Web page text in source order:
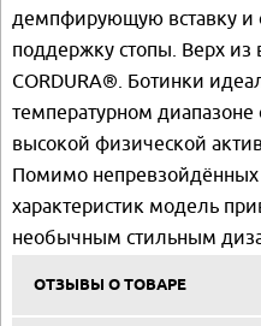
демпфирующую вставку и
поддержку стопы. Верх из
CORDURA®. Ботинки
температурном диапазоне
высокой физической
Помимо
характеристик модель
необычным стильным
ОТЗЫВЫ О ТОВАРЕ